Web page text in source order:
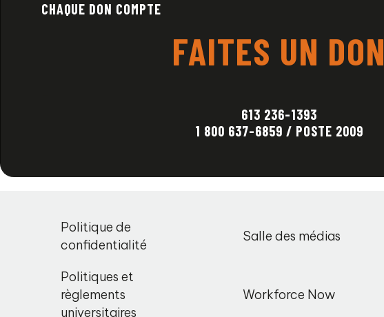
CHAQUE DON COMPTE
FAITES UN DON
613 236-1393
1 800 637-6859 / POSTE 2009
Politique de
confidentialité
Salle des médias
Politiques et
règlements
universitaires
Workforce Now